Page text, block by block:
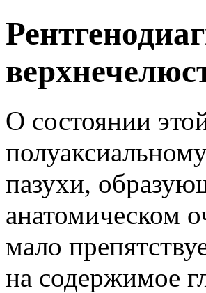
О состоянии
пазухи,
анатомическом
мало
на содержимое